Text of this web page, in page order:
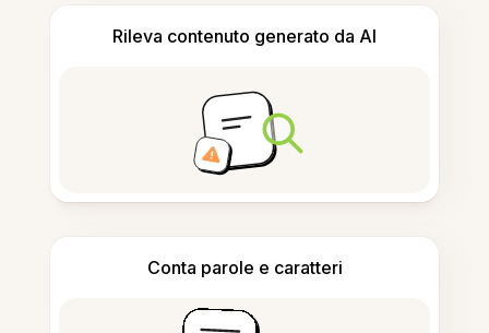
Rileva contenuto generato da AI
Conta parole e caratteri